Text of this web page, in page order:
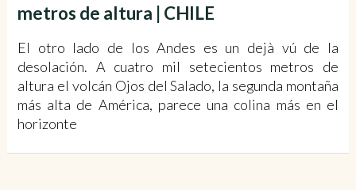
metros de altura | CHILE
El otro lado de los Andes es un dejà vú de la
desolación. A cuatro mil setecientos metros de
altura el volcán Ojos del Salado, la segunda montaña
más alta de América, parece una colina más en el
horizonte